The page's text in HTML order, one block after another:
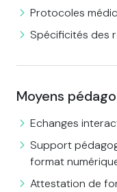
Protocoles
Spécificités des
Moyens
Echanges
Support
format
Attestation de